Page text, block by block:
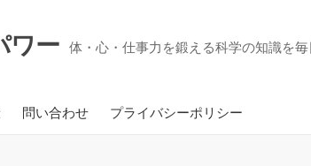
ワー 体・心・仕事力を鍛える科学の知識を
問い合わせ プライバシーポリシー